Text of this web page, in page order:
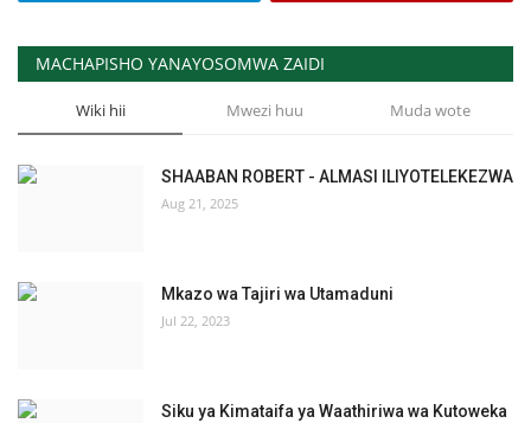
MACHAPISHO YANAYOSOMWA ZAIDI
Wiki hii Mwezi huu Muda wote
SHAABAN ROBERT - ALMASI ILIYOTELEKEZWA
Aug 21, 2025
Mkazo wa Tajiri wa Utamaduni
Jul 22, 2023
Siku ya Kimataifa ya Waathiriwa wa Kutoweka